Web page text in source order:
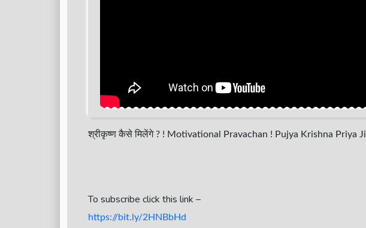
श्रीकृष्ण कैसे मिलेंगे ? ! Motivational Pravachan ! Pujya Krishna Priya Ji
To subscribe click this link –
https://bit.ly/2HNBbHd